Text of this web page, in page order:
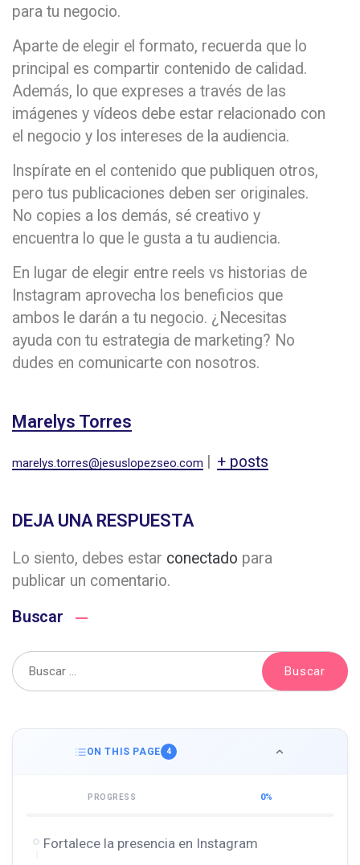
para tu negocio.
Aparte de elegir el formato, recuerda que lo
principal es compartir contenido de calidad.
Además, lo que expreses a través de las
imágenes y vídeos debe estar relacionado con
el negocio y los intereses de la audiencia.
Inspírate en el contenido que publiquen otros,
pero tus publicaciones deben ser originales.
No copies a los demás, sé creativo y
encuentra lo que le gusta a tu audiencia.
En lugar de elegir entre reels vs historias de
Instagram aprovecha los beneficios que
ambos le darán a tu negocio. ¿Necesitas
ayuda con tu estrategia de marketing? No
dudes en comunicarte con nosotros.
Marelys Torres
marelys.torres@jesuslopezseo.com + posts
DEJA UNA RESPUESTA
Lo siento, debes estar conectado para
publicar un comentario.
Buscar
ON THIS PAGE 4
PROGRESS 0%
Fortalece la presencia en Instagram